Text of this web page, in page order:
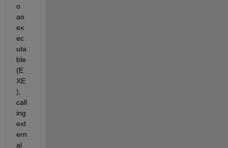
o
an
ex
ec
uta
ble
(E
XE
),
call
ing
ext
ern